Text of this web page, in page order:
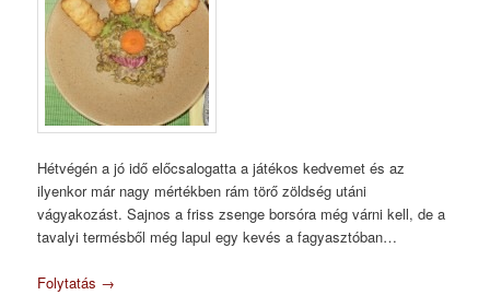
Hétvégén a jó idő előcsalogatta a játékos kedvemet és az
ilyenkor már nagy mértékben rám törő zöldség utáni
vágyakozást. Sajnos a friss zsenge borsóra még várni kell, de a
tavalyi termésből még lapul egy kevés a fagyasztóban…
Folytatás →